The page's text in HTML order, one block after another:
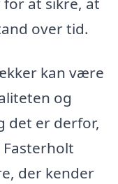
over tid.
kan være
og
det er derfor,
der kender